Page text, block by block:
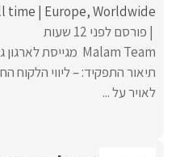
time Europe Worldwide
פורסם לפני 12 שעות
תיאור התפקיד: – ליווי
לאויר על ...